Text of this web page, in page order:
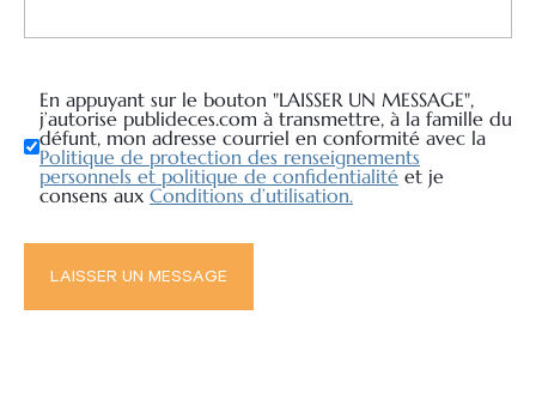
En appuyant sur le bouton "LAISSER UN MESSAGE",
j’autorise publideces.com à transmettre, à la famille du
défunt, mon adresse courriel en conformité avec la
Politique de protection des renseignements
personnels et politique de confidentialité et je
consens aux Conditions d’utilisation.